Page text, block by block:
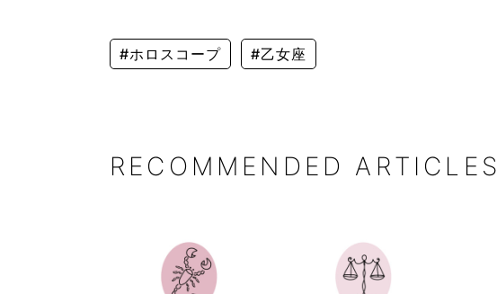
#ホロスコープ #乙女座
RECOMMENDED ARTICLES